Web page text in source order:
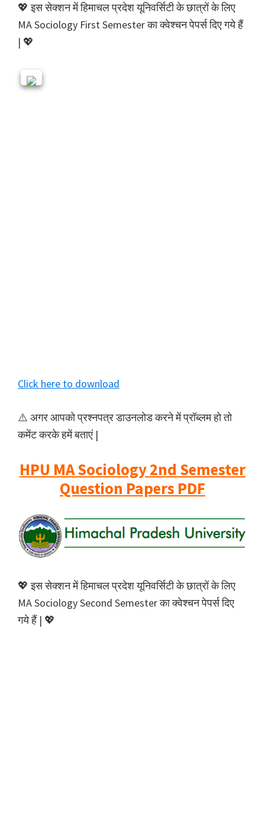
💖 इस सेक्शन में हिमाचल प्रदेश यूनिवर्सिटी के छात्रों के लिए
MA Sociology First Semester का क्वेश्चन पेपर्स दिए गये हैं
| 💖
Click here to download
⚠️ अगर आपको प्रश्नपत्र डाउनलोड करने में प्रॉब्लम हो तो
कमेंट करके हमें बताएं |
HPU MA Sociology 2nd Semester
Question Papers PDF
💖 इस सेक्शन में हिमाचल प्रदेश यूनिवर्सिटी के छात्रों के लिए
MA Sociology Second Semester का क्वेश्चन पेपर्स दिए
गये हैं | 💖